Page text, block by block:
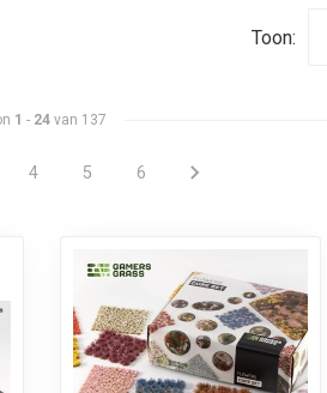
Toon:
1 - 24van 137
4 5 6